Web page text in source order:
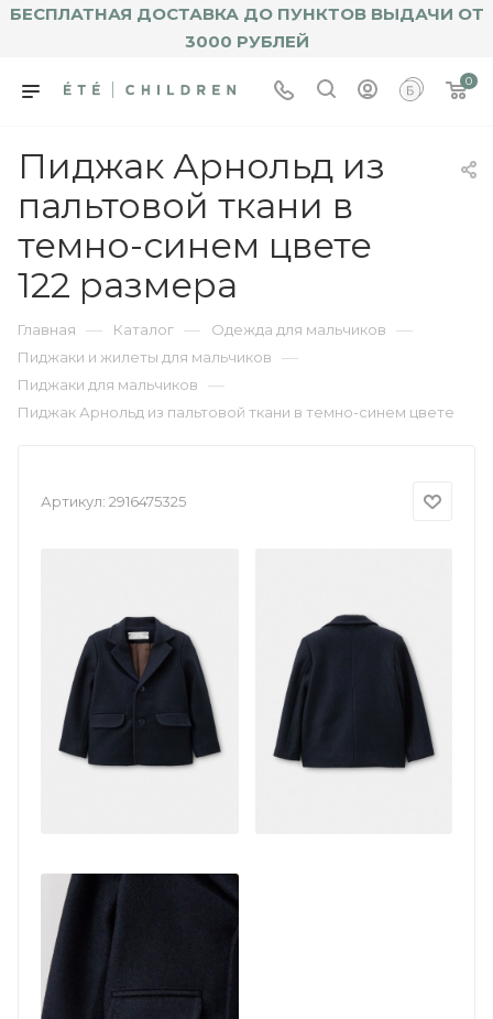
БЕСПЛАТНАЯ ДОСТАВКА ДО ПУНКТОВ ВЫДАЧИ ОТ
3000 РУБЛЕЙ
0
Пиджак Арнольд из
пальтовой ткани в
темно-синем цвете
122 размера
Главная — Каталог — Одежда для мальчиков —
Пиджаки и жилеты для мальчиков —
Пиджаки для мальчиков —
Пиджак Арнольд из пальтовой ткани в темно-синем цвете
Артикул: 2916475325